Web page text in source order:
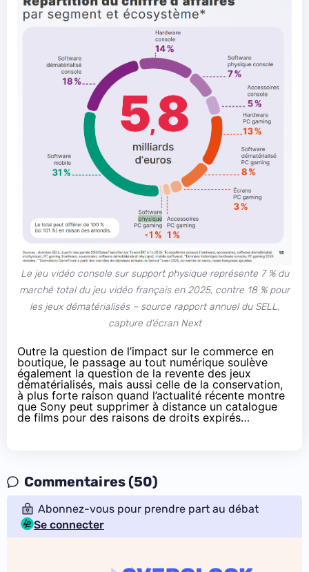
Le jeu vidéo console sur support physique représente 7 % du
marché total du jeu vidéo français en 2025, contre 18 % pour
les jeux dématérialisés – source rapport annuel du SELL,
capture d’écran Next
Outre la question de l’impact sur le commerce en
boutique, le passage au tout numérique soulève
également la question de la revente des jeux
dématérialisés, mais aussi celle de la conservation,
à plus forte raison quand l’actualité récente montre
que Sony peut supprimer à distance un catalogue
de films pour des raisons de droits expirés…
Commentaires (50)
Abonnez-vous pour prendre part au débat
Se connecter